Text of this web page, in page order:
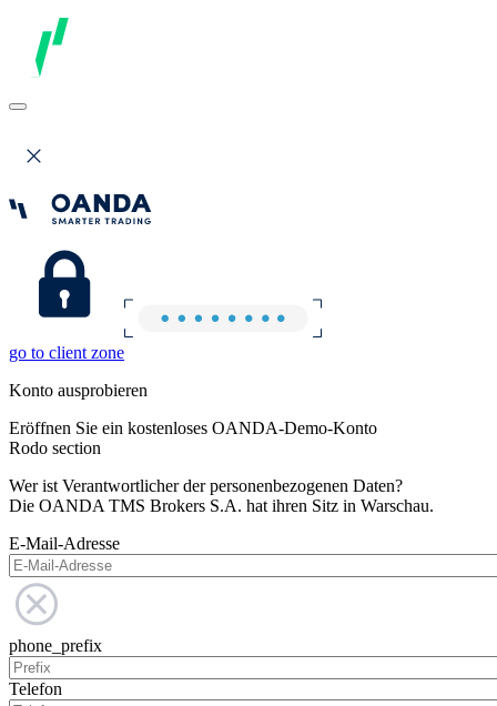
go to client zone
Konto ausprobieren
Eröffnen Sie ein kostenloses OANDA-Demo-Konto
Rodo section
Wer ist Verantwortlicher der personenbezogenen Daten?
Die OANDA TMS Brokers S.A. hat ihren Sitz in Warschau.
E-Mail-Adresse
phone_prefix
Telefon